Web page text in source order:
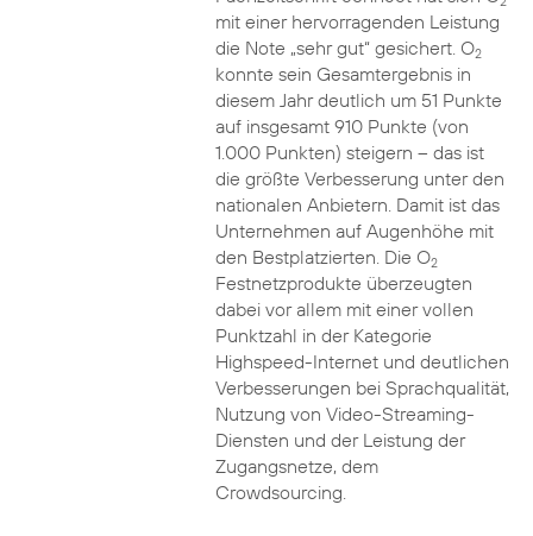
mit einer hervorragenden Leistung
die Note „sehr gut“ gesichert. O2
konnte sein Gesamtergebnis in
diesem Jahr deutlich um 51 Punkte
auf insgesamt 910 Punkte (von
1.000 Punkten) steigern – das ist
die größte Verbesserung unter den
nationalen Anbietern. Damit ist das
Unternehmen auf Augenhöhe mit
den Bestplatzierten. Die O2
Festnetzprodukte überzeugten
dabei vor allem mit einer vollen
Punktzahl in der Kategorie
Highspeed-Internet und deutlichen
Verbesserungen bei Sprachqualität,
Nutzung von Video-Streaming-
Diensten und der Leistung der
Zugangsnetze, dem
Crowdsourcing.